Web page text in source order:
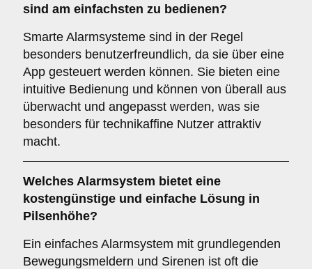
sind am einfachsten zu bedienen?
Smarte Alarmsysteme sind in der Regel
besonders benutzerfreundlich, da sie über eine
App gesteuert werden können. Sie bieten eine
intuitive Bedienung und können von überall aus
überwacht und angepasst werden, was sie
besonders für technikaffine Nutzer attraktiv
macht.
Welches Alarmsystem bietet eine
kostengünstige und einfache Lösung in
Pilsenhöhe?
Ein einfaches Alarmsystem mit grundlegenden
Bewegungsmeldern und Sirenen ist oft die